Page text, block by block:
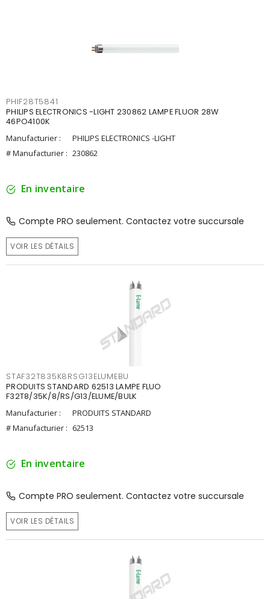
PHIF28T5841
PHILIPS ELECTRONICS -LIGHT 230862 LAMPE FLUOR 28W
46PO4100K
Manufacturier :
PHILIPS ELECTRONICS -LIGHT
# Manufacturier : 230862
En inventaire
Compte PRO seulement. Contactez votre succursale
VOIR LES DÉTAILS
STAF32T835K8RSG13ELUMEBU
PRODUITS STANDARD 62513 LAMPE FLUO
F32T8/35K/8/RS/G13/ELUME/BULK
Manufacturier :
PRODUITS STANDARD
# Manufacturier : 62513
En inventaire
Compte PRO seulement. Contactez votre succursale
VOIR LES DÉTAILS